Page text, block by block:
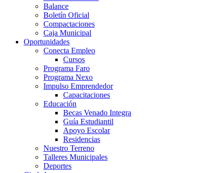
Balance
Boletín Oficial
Compactaciones
Caja Municipal
Oportunidades
Conecta Empleo
Cursos
Programa Faro
Programa Nexo
Impulso Emprendedor
Capacitaciones
Educación
Becas Venado Integra
Guía Estudiantil
Apoyo Escolar
Residencias
Nuestro Terreno
Talleres Municipales
Deportes